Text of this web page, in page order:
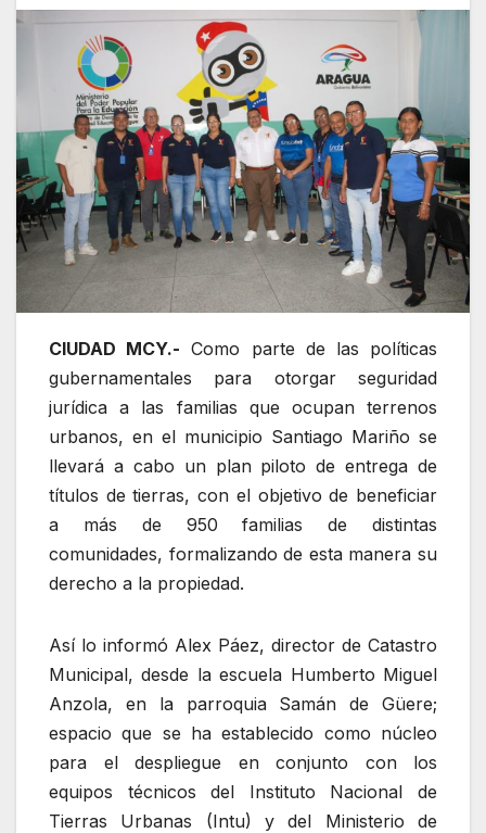
CIUDAD MCY.- Como parte de las políticas
gubernamentales para otorgar seguridad
jurídica a las familias que ocupan terrenos
urbanos, en el municipio Santiago Mariño se
llevará a cabo un plan piloto de entrega de
títulos de tierras, con el objetivo de beneficiar
a más de 950 familias de distintas
comunidades, formalizando de esta manera su
derecho a la propiedad.
Así lo informó Alex Páez, director de Catastro
Municipal, desde la escuela Humberto Miguel
Anzola, en la parroquia Samán de Güere;
espacio que se ha establecido como núcleo
para el despliegue en conjunto con los
equipos técnicos del Instituto Nacional de
Tierras Urbanas (Intu) y del Ministerio de